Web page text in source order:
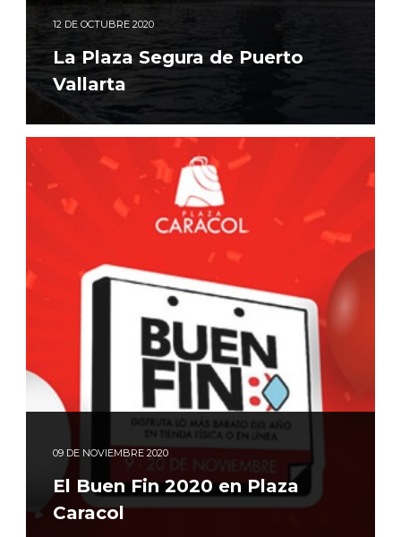
12 DE OCTUBRE 2020
La Plaza Segura de Puerto
Vallarta
09 DE NOVIEMBRE 2020
El Buen Fin 2020 en Plaza
Caracol